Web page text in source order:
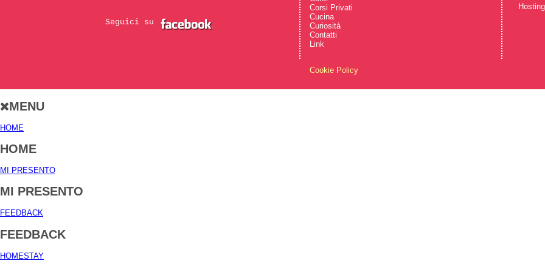
Seguici su
Corsi Privati
Cucina
Curiosità
Contatti
Link
Cookie Policy
MENU
HOME
HOME
MI PRESENTO
MI PRESENTO
FEEDBACK
FEEDBACK
HOMESTAY